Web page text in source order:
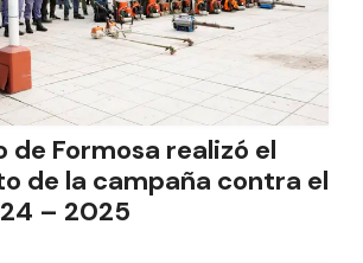
de Formosa realizó el
de la campaña contra el
– 2025